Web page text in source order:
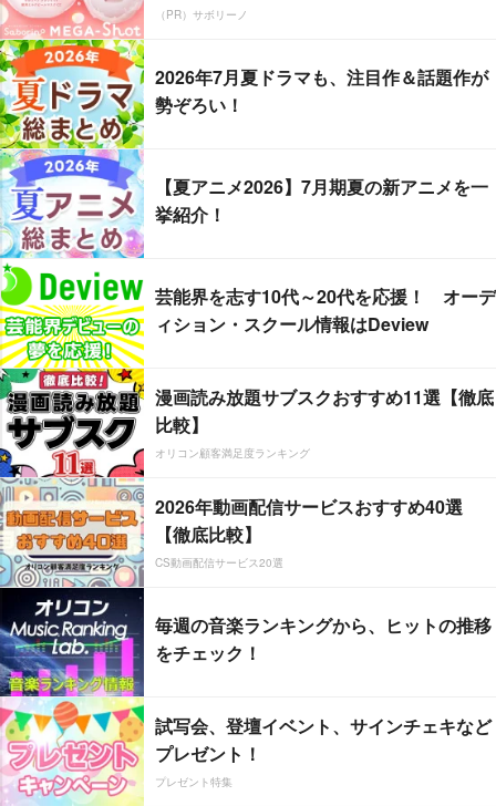
（PR）サボリーノ
2026年7月夏ドラマも、注目作＆話題作が
勢ぞろい！
【夏アニメ2026】7月期夏の新アニメを一
挙紹介！
芸能界を志す10代～20代を応援！ オーデ
ィション・スクール情報はDeview
漫画読み放題サブスクおすすめ11選【徹底
比較】
オリコン顧客満足度ランキング
2026年動画配信サービスおすすめ40選
【徹底比較】
CS動画配信サービス20選
毎週の音楽ランキングから、ヒットの推移
をチェック！
試写会、登壇イベント、サインチェキなど
プレゼント！
プレゼント特集